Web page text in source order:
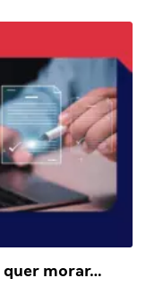
quer morar…